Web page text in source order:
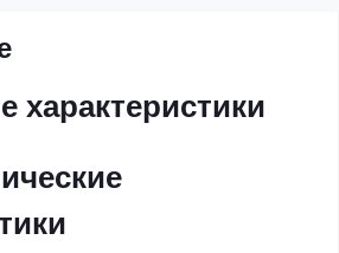
характеристики